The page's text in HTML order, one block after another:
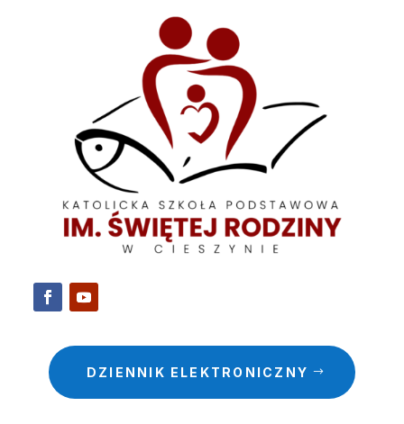
DZIENNIK ELEKTRONICZNY